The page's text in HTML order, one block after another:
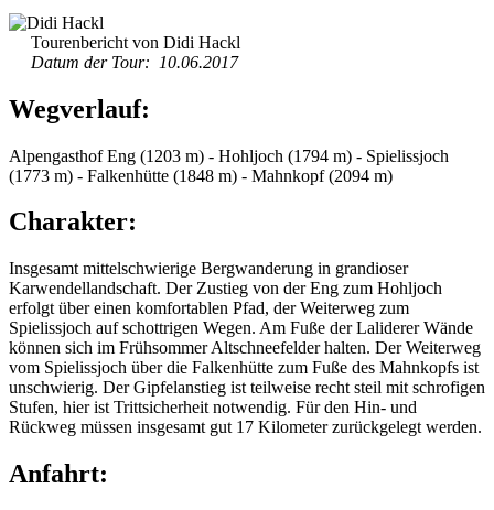
Tourenbericht von Didi Hackl
Datum der Tour: 10.06.2017
Wegverlauf:
Alpengasthof Eng (1203 m) - Hohljoch (1794 m) - Spielissjoch
(1773 m) - Falkenhütte (1848 m) - Mahnkopf (2094 m)
Charakter:
Insgesamt mittelschwierige Bergwanderung in grandioser
Karwendellandschaft. Der Zustieg von der Eng zum Hohljoch
erfolgt über einen komfortablen Pfad, der Weiterweg zum
Spielissjoch auf schottrigen Wegen. Am Fuße der Laliderer Wände
können sich im Frühsommer Altschneefelder halten. Der Weiterweg
vom Spielissjoch über die Falkenhütte zum Fuße des Mahnkopfs ist
unschwierig. Der Gipfelanstieg ist teilweise recht steil mit schrofigen
Stufen, hier ist Trittsicherheit notwendig. Für den Hin- und
Rückweg müssen insgesamt gut 17 Kilometer zurückgelegt werden.
Anfahrt: